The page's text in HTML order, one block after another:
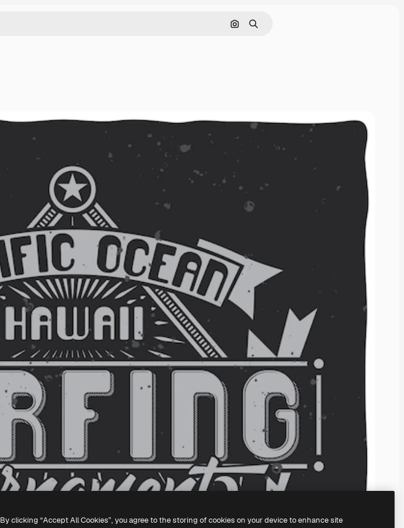
Pesquisar por imagem
Buscar
By clicking “Accept All Cookies”, you agree to the storing of cookies on your device to enhance site